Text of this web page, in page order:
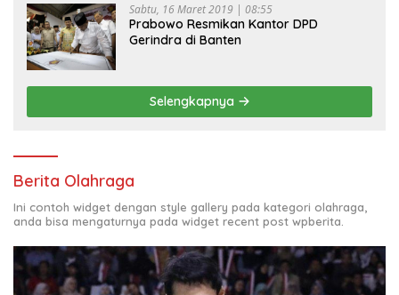
Sabtu, 16 Maret 2019 | 08:55
Prabowo Resmikan Kantor DPD
Gerindra di Banten
Selengkapnya
Berita Olahraga
Ini contoh widget dengan style gallery pada kategori olahraga,
anda bisa mengaturnya pada widget recent post wpberita.